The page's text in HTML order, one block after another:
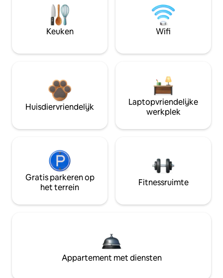
Keuken Wifi
Huisdiervriendelijk
Laptopvriendelijke
werkplek
Gratis parkeren op
het terrein
Fitnessruimte
Appartement met diensten